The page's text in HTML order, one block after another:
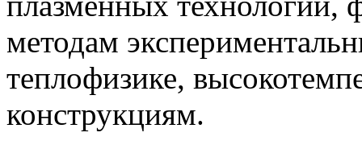
методам
теплофизике,
конструкциям.